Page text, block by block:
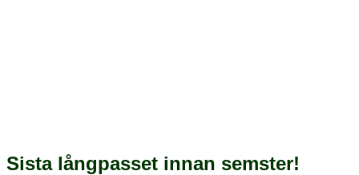
Sista långpasset innan semster!